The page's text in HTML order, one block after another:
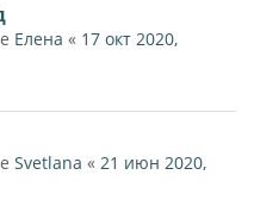
Елена « 17 окт 2020,
Svetlana « 21 июн 2020,